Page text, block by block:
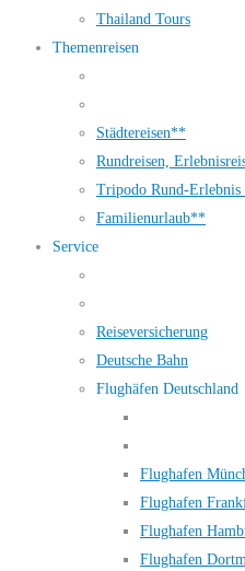
Thailand Tours
Themenreisen
Städtereisen**
Rundreisen,
Tripodo Rund-Erlebnis
Familienurlaub**
Service
Reiseversicherung
Deutsche Bahn
Flughäfen Deutschland
Flughafen
Flughafen
Flughafen
Flughafen